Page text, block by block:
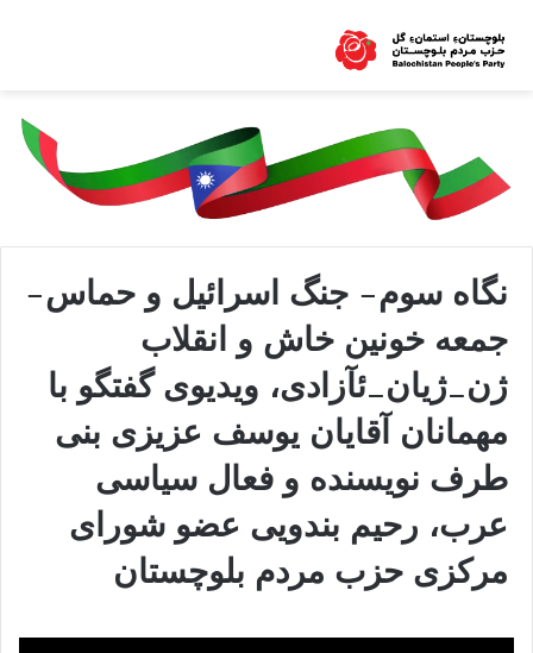
نگاه سوم- جنگ اسرائیل و حماس-
جمعە خونین خاش و انقلاب
ژن_ژیان_ئآزادی، ویدیوی گفتگو با
مهمانان آقایان یوسف عزیزی بنی
طرف نویسنده و فعال سیاسی
عرب، رحیم بندویی عضو شورای
مرکزی حزب مردم بلوچستان